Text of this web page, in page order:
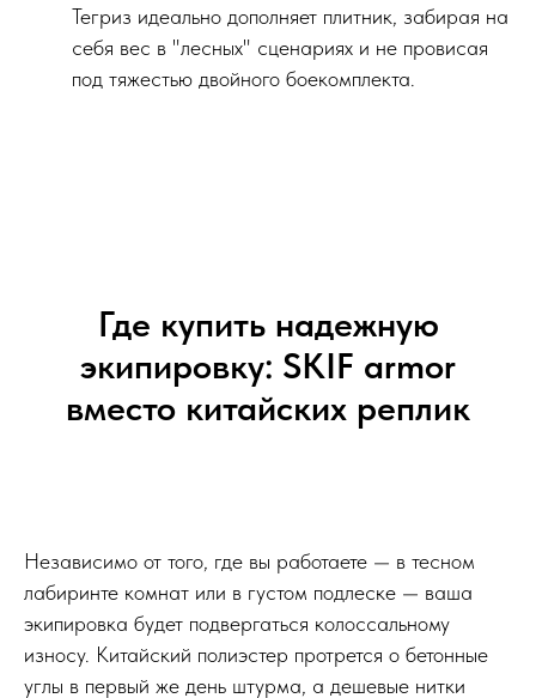
Тегриз идеально дополняет плитник, забирая на
себя вес в "лесных" сценариях и не провисая
под тяжестью двойного боекомплекта.
Где купить надежную
экипировку: SKIF armor
вместо китайских реплик
Независимо от того, где вы работаете — в тесном
лабиринте комнат или в густом подлеске — ваша
экипировка будет подвергаться колоссальному
износу. Китайский полиэстер протрется о бетонные
углы в первый же день штурма, а дешевые нитки